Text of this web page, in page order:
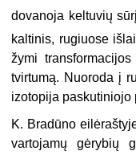
dovanoja keltuvių sūrį
kaltinis, rugiuose
žymi
tvirtumą. Nuoroda į
izotopija pas­kutiniojo
K. Bradūno
vartojamų gėrybių